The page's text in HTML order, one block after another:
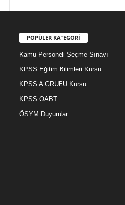
POPÜLER KATEGORİ
Kamu Personeli Seçme Sınavı
KPSS Eğitim Bilimleri Kursu
KPSS A GRUBU Kursu
KPSS OABT
ÖSYM Duyurular